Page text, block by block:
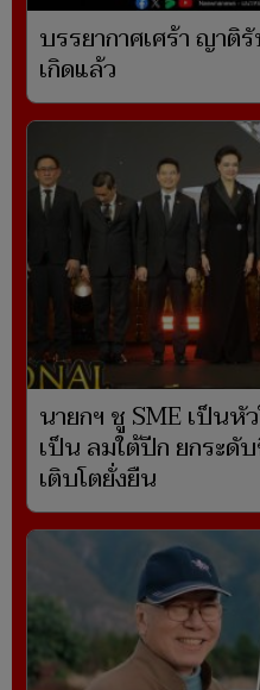
บรรยากาศเศร้า ญาติ
เกิดแล้ว
นายกฯ ชู SME เป็นหั
เป็น ลมใต้ปีก ยกระดั
เติบโตยั่งยืน